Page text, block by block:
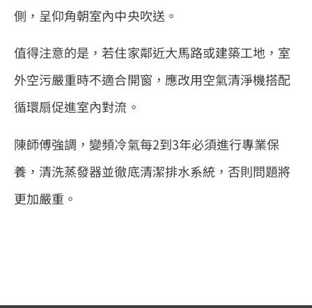
側，呈仰角朝室內中央吹送。
值得注意的是，若住家鄰近大馬路或建築工地，室
外空污嚴重時不適合開窗，應改用空氣清淨機搭配
循環扇促進室內對流。
陳師傅強調，變頻冷氣每2到3年必須進行專業保
養，清洗蒸發器並徹底清潔排水系統，否則問題將
更加嚴重。